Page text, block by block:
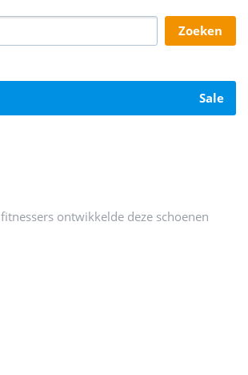
zoeken
sale
ontwikkelde deze schoenen